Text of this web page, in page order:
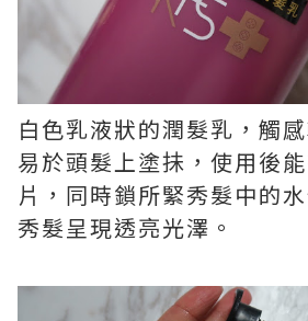
白色乳液狀的潤髮乳，觸
易於頭髮上塗抺， 使用後
片，同時鎖所緊秀髮中的
秀髮呈現透亮光澤。